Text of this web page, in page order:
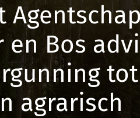
Agentschap
Bos
tot
agrarisch